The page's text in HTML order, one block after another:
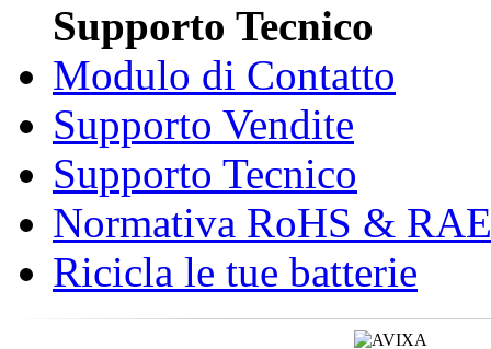
Supporto Tecnico
Modulo di Contatto
Supporto Vendite
Supporto Tecnico
Normativa RoHS &
Ricicla le tue batterie